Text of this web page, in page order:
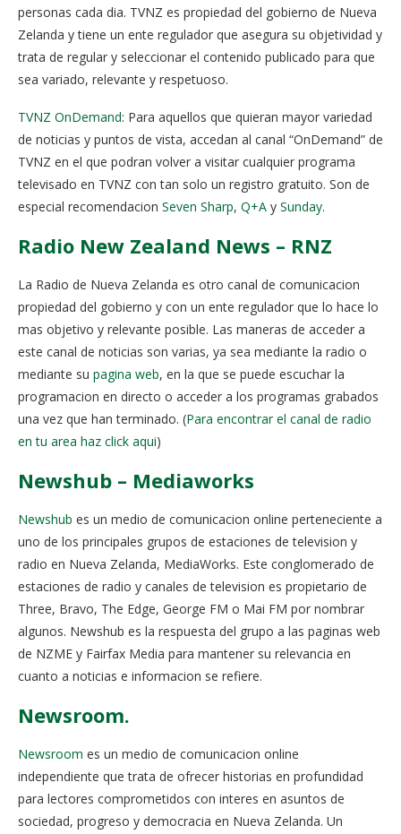
personas cada dia. TVNZ es propiedad del gobierno de Nueva
Zelanda y tiene un ente regulador que asegura su objetividad y
trata de regular y seleccionar el contenido publicado para que
sea variado, relevante y respetuoso.
TVNZ OnDemand: Para aquellos que quieran mayor variedad
de noticias y puntos de vista, accedan al canal “OnDemand” de
TVNZ en el que podran volver a visitar cualquier programa
televisado en TVNZ con tan solo un registro gratuito. Son de
especial recomendacion Seven Sharp, Q+A y Sunday.
Radio New Zealand News – RNZ
La Radio de Nueva Zelanda es otro canal de comunicacion
propiedad del gobierno y con un ente regulador que lo hace lo
mas objetivo y relevante posible. Las maneras de acceder a
este canal de noticias son varias, ya sea mediante la radio o
mediante su pagina web, en la que se puede escuchar la
programacion en directo o acceder a los programas grabados
una vez que han terminado. (Para encontrar el canal de radio
en tu area haz click aqui)
Newshub – Mediaworks
Newshub es un medio de comunicacion online perteneciente a
uno de los principales grupos de estaciones de television y
radio en Nueva Zelanda, MediaWorks. Este conglomerado de
estaciones de radio y canales de television es propietario de
Three, Bravo, The Edge, George FM o Mai FM por nombrar
algunos. Newshub es la respuesta del grupo a las paginas web
de NZME y Fairfax Media para mantener su relevancia en
cuanto a noticias e informacion se refiere.
Newsroom.
Newsroom es un medio de comunicacion online
independiente que trata de ofrecer historias en profundidad
para lectores comprometidos con interes en asuntos de
sociedad, progreso y democracia en Nueva Zelanda. Un